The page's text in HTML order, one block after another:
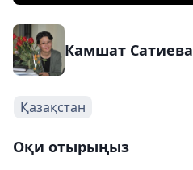
Камшат Сатиева
Қазақстан
Оқи отырыңыз